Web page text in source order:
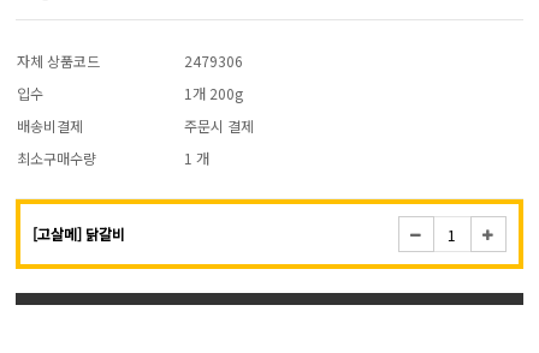
자체 상품코드
2479306
입수
1개 200g
배송비결제
주문시 결제
최소구매수량
1 개
[고살메] 닭갈비